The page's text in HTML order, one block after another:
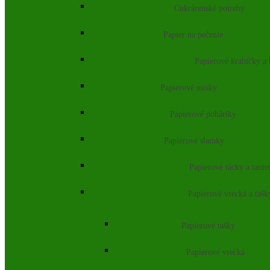
Cukrárenské potreby
Papier na pečenie
Papierové krabičky a
Papierové misky
Papierové poháriky
Papierové slamky
Papierové tácky a
Papierové vrecká a
Papierové tašky
Papierové vrecká